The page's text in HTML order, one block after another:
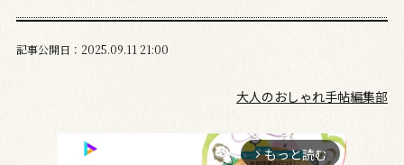
記事公開日 2025.09 11 21:00
大人のおしゃれ手帖編集部
arrow_forward_ios もっと読む